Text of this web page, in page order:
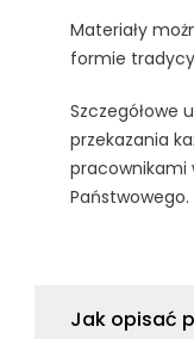
Materiały
formie
Szczegółowe
przekazania
pracownikami
Państwowego.
Jak opisać